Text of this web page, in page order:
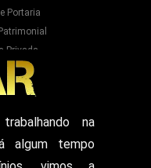
Portaria
Privada
para
para Prédios
Recepção
na
algum tempo